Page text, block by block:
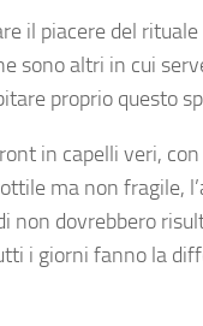
il piacere del
sono altri in cui
proprio questo
in capelli veri,
ma non fragile,
non dovrebbero
i giorni fanno la